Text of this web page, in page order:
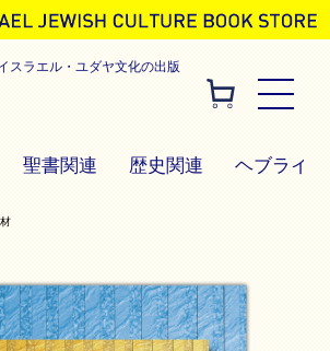
スラエル・ユダヤ文化の出版
聖書関連 歴史関連 ヘブライ